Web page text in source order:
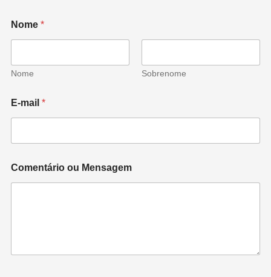
Nome*
Nome Sobrenome
E-mail*
Comentário ou Mensagem